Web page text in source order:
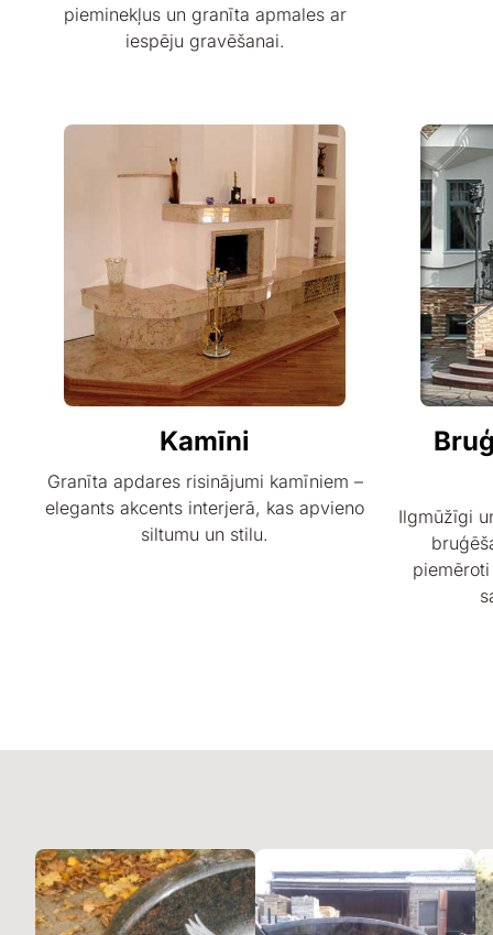
pieminekļus un granīta apmales ar
iespēju gravēšanai.
Kamīni
Granīta apdares risinājumi kamīniem –
elegants akcents interjerā, kas apvieno
siltumu un stilu.
Ilgmūžīgi